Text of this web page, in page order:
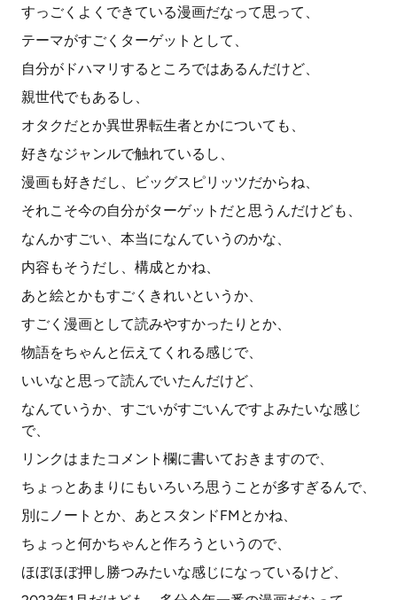
すっごくよくできている漫画だなって思って、
テーマがすごくターゲットとして、
自分がドハマリするところではあるんだけど、
親世代でもあるし、
オタクだとか異世界転生者とかについても、
好きなジャンルで触れているし、
漫画も好きだし、ビッグスピリッツだからね、
それこそ今の自分がターゲットだと思うんだけども、
なんかすごい、本当になんていうのかな、
内容もそうだし、構成とかね、
あと絵とかもすごくきれいというか、
すごく漫画として読みやすかったりとか、
物語をちゃんと伝えてくれる感じで、
いいなと思って読んでいたんだけど、
なんていうか、すごいがすごいんですよみたいな感じ
で、
リンクはまたコメント欄に書いておきますので、
ちょっとあまりにもいろいろ思うことが多すぎるんで、
別にノートとか、あとスタンドFMとかね、
ちょっと何かちゃんと作ろうというので、
ほぼほぼ押し勝つみたいな感じになっているけど、